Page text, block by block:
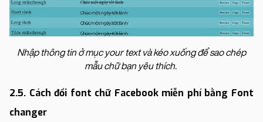
Nhập thông tin ở mục your text và kéo xuống để sao chép
mẫu chữ bạn yêu thích.
2.5. Cách đổi font chữ Facebook miễn phí bằng Font
changer